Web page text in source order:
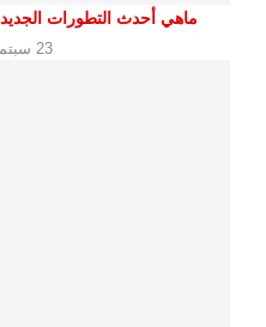
ماهي أحدث التطورات
23 سبتمبر، 2023